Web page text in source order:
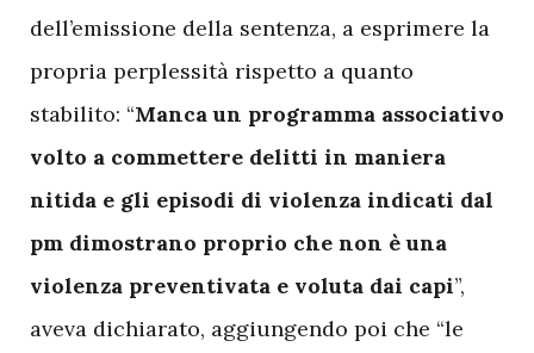
dell’emissione della sentenza, a esprimere la
propria perplessità rispetto a quanto
stabilito: “Manca un programma associativo
volto a commettere delitti in maniera
nitida e gli episodi di violenza indicati dal
pm dimostrano proprio che non è una
violenza preventivata e voluta dai capi”,
aveva dichiarato, aggiungendo poi che “le